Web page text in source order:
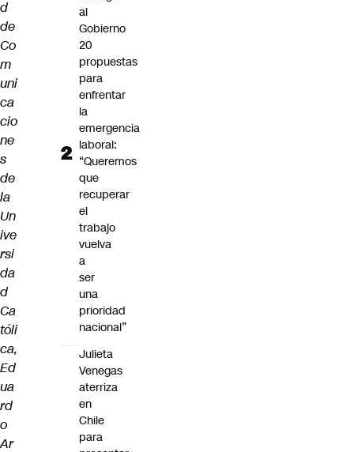
d
de
Co
m
uni
ca
cio
ne
s
de
la
Un
ive
rsi
da
d
Ca
tóli
ca,
Ed
ua
rd
o
Ar
al
Gobierno
20
propuestas
para
enfrentar
la
emergencia
laboral:
“Queremos
que
recuperar
el
trabajo
vuelva
a
ser
una
prioridad
nacional”
Julieta
Venegas
aterriza
en
Chile
para